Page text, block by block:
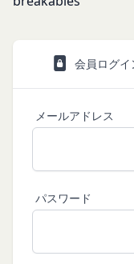
会員ログイ
メールアドレス
パスワード
当社は、本サ
電子メールの
示その他当社が
を行うことがで
ルの送信によっ
続きを行った場
け出た連絡先に
ものとみなしま